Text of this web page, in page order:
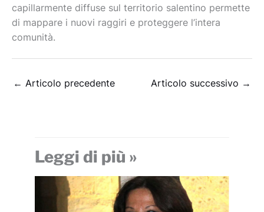
capillarmente diffuse sul territorio salentino permette
di mappare i nuovi raggiri e proteggere l’intera
comunità.
← Articolo precedente Articolo successivo →
Leggi di più »